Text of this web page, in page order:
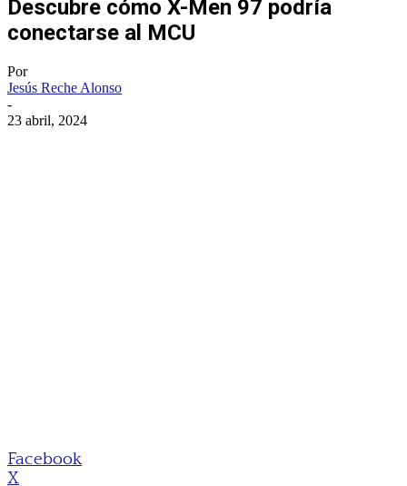
Descubre cómo X-Men 97 podría
conectarse al MCU
Por
Jesús Reche Alonso
-
23 abril, 2024
Facebook
X